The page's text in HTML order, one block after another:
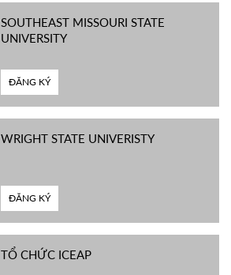
SOUTHEAST MISSOURI STATE
UNIVERSITY
ĐĂNG KÝ
WRIGHT STATE UNIVERISTY
ĐĂNG KÝ
TỔ CHỨC ICEAP